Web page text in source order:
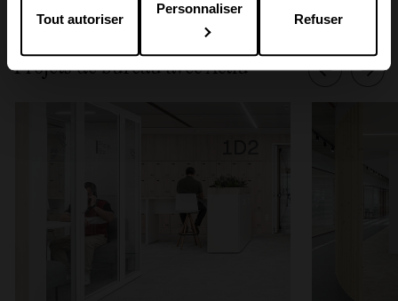
Tout autoriser
Personnaliser
Refuser
Projets de bureau avec Actiu